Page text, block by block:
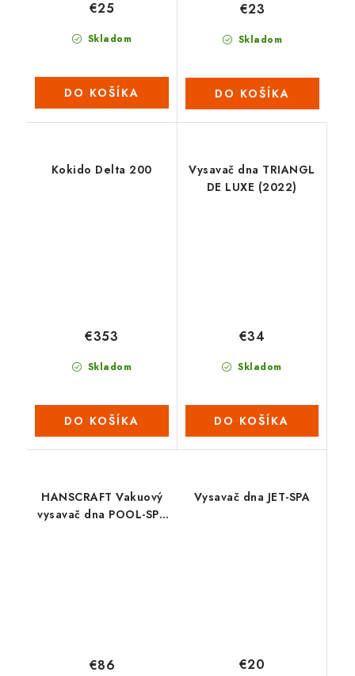
Skladom
€25
DO KOŠÍKA
Skladom
€23
DO KOŠÍKA
Kokido Delta 200
Skladom
€353
DO KOŠÍKA
Vysavač dna TRIANGL
DE LUXE (2022)
Skladom
€34
DO KOŠÍKA
HANSCRAFT Vakuový
vysavač dna POOL-SPA
€86
Vysavač dna JET-SPA
€20